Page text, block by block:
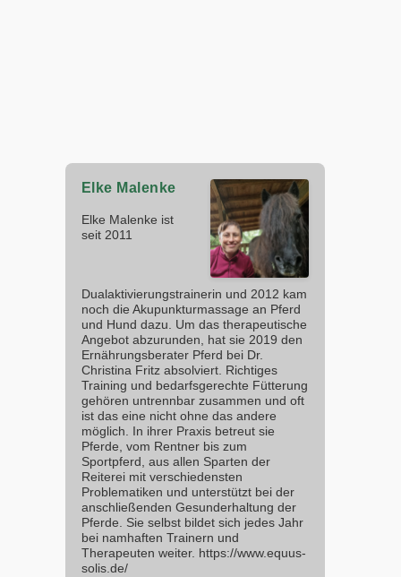
Elke Malenke
Elke Malenke ist
seit 2011
Dualaktivierungstrainerin und 2012 kam
noch die Akupunkturmassage an Pferd
und Hund dazu. Um das therapeutische
Angebot abzurunden, hat sie 2019 den
Ernährungsberater Pferd bei Dr.
Christina Fritz absolviert. Richtiges
Training und bedarfsgerechte Fütterung
gehören untrennbar zusammen und oft
ist das eine nicht ohne das andere
möglich. In ihrer Praxis betreut sie
Pferde, vom Rentner bis zum
Sportpferd, aus allen Sparten der
Reiterei mit verschiedensten
Problematiken und unterstützt bei der
anschließenden Gesunderhaltung der
Pferde. Sie selbst bildet sich jedes Jahr
bei namhaften Trainern und
Therapeuten weiter. https://www.equus-
solis.de/